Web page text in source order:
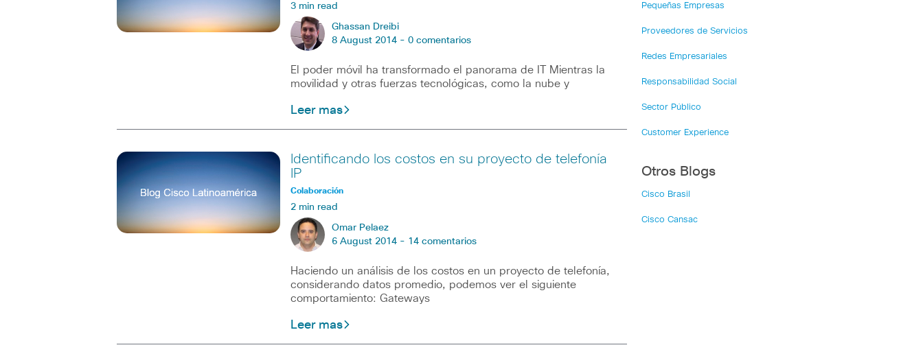
3 min read
Ghassan Dreibi
8 August 2014 - 0 comentarios
El poder móvil ha transformado el panorama de IT Mientras la
movilidad y otras fuerzas tecnológicas, como la nube y
Leer mas
Identificando los costos en su proyecto de telefonía
IP
Colaboración
2 min read
Omar Pelaez
6 August 2014 - 14 comentarios
Haciendo un análisis de los costos en un proyecto de telefonía,
considerando datos promedio, podemos ver el siguiente
comportamiento: Gateways
Leer mas
Pequeñas Empresas
Proveedores de Servicios
Redes Empresariales
Responsabilidad Social
Sector Público
Customer Experience
Otros Blogs
Cisco Brasil
Cisco Cansac